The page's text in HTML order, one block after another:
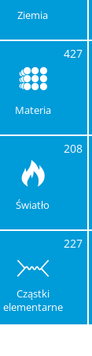
Ziemia
427
Materia
208
Światło
227
Cząstki
elementarne